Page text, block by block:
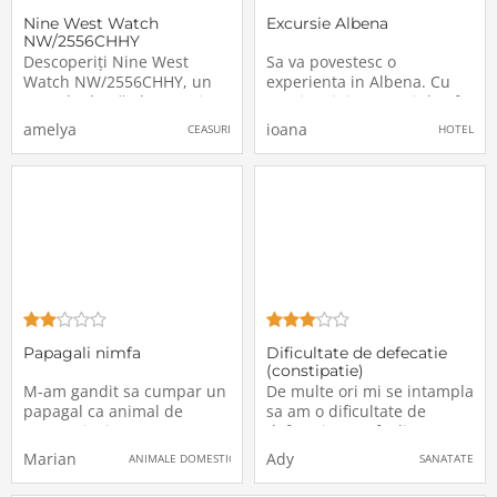
Nine West Watch
NW/2556CHHY
Descoperiți Nine West
Watch NW/2556CHHY, un
ceas de damă elegant și
sofisticat, creat pentru a
adăuga un plus de
rafinament oricărei
amelya CEASURI
Excursie Albena
Sa va povestesc o
experienta in Albena. Cu
ocazia mini vacantei de Sf.
Maria ne-am decis
impreuna cu familia sa
mergem in Albena. Am ales
ioana HOTEL
Papagali nimfa
M-am gandit sa cumpar un
papagal ca animal de
companie, insa nu aveam
nici cea mai mica idee
despre rase, preturi sau
lucruri de genul acesta, asa
Marian ANIMALE DOMESTICE
Dificultate de defecatie
(constipatie)
De multe ori mi se intampla
sa am o dificultate de
defecatie, un „feeling”
foarte aiurea care imi
aduce si niste dureri in
partea de jos a corpului,
Ady SANATATE